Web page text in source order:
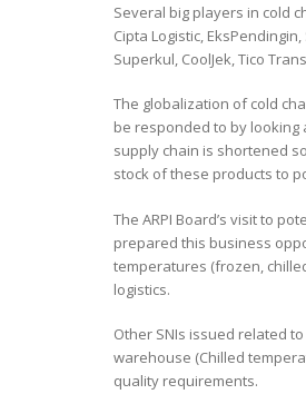
Several big players in cold
Cipta Logistic,
Superkul, CoolJek, Tico
The globalization of cold
be responded to by looking
supply chain is shortened
stock of these products to
The ARPI Board’s visit to
prepared this business
temperatures (frozen,
logistics.
Other SNIs issued related
warehouse (Chilled
quality requirements.